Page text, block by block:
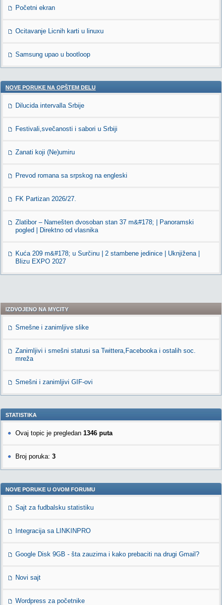
Početni ekran
Ocitavanje Licnih karti u linuxu
Samsung upao u bootloop
NOVE PORUKE NA OPŠTEM DELU
Dilucida intervalla Srbije
Festivali,svečanosti i sabori u Srbiji
Zanati koji (Ne)umiru
Prevod romana sa srpskog na engleski
FK Partizan 2026/27.
Zlatibor – Namešten dvosoban stan 37 m&#178; | Panoramski
pogled | Direktno od vlasnika
Kuća 209 m&#178; u Surčinu | 2 stambene jedinice | Uknjižena |
Blizu EXPO 2027
IZDVOJENO NA MYCITY
Smešne i zanimljive slike
Zanimljivi i smešni statusi sa Twittera,Facebooka i ostalih soc.
mreža
Smešni i zanimljivi GIF-ovi
STATISTIKA
Ovaj topic je pregledan 1346 puta
Broj poruka: 3
NOVE PORUKE U OVOM FORUMU
Sajt za fudbalsku statistiku
Integracija sa LINKINPRO
Google Disk 9GB - šta zauzima i kako prebaciti na drugi Gmail?
Novi sajt
Wordpress za početnike